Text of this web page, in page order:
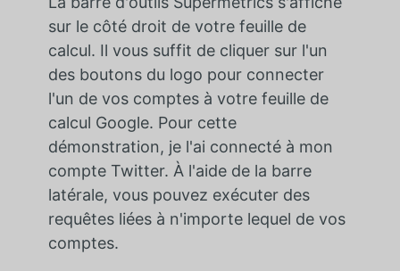
sur le côté droit de votre feuille de
calcul. Il vous suffit de cliquer sur l'un
des boutons du logo pour connecter
l'un de vos comptes à votre feuille de
calcul Google. Pour cette
démonstration, je l'ai connecté à mon
compte Twitter. À l'aide de la barre
latérale, vous pouvez exécuter des
requêtes liées à n'importe lequel de vos
comptes.